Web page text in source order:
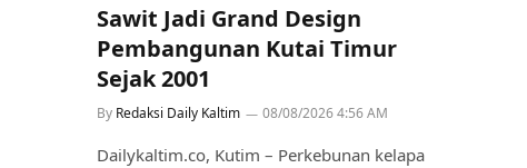
Sawit Jadi Grand Design
Pembangunan Kutai Timur
Sejak 2001
By Redaksi Daily Kaltim 08/08/2026 4:56 AM
Dailykaltim.co, Kutim – Perkebunan kelapa